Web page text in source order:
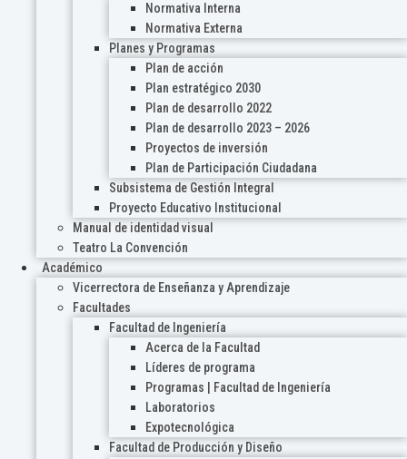
Normativa Interna
Normativa Externa
Planes y Programas
Plan de acción
Plan estratégico 2030
Plan de desarrollo 2022
Plan de desarrollo 2023 – 2026
Proyectos de inversión
Plan de Participación Ciudadana
Subsistema de Gestión Integral
Proyecto Educativo Institucional
Manual de identidad visual
Teatro La Convención
Académico
Vicerrectora de Enseñanza y Aprendizaje
Facultades
Facultad de Ingeniería
Acerca de la Facultad
Líderes de programa
Programas | Facultad de Ingeniería
Laboratorios
Expotecnológica
Facultad de Producción y Diseño